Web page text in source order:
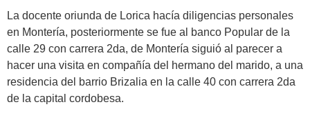
La docente oriunda de Lorica hacía diligencias personales
en Montería, posteriormente se fue al banco Popular de la
calle 29 con carrera 2da, de Montería siguió al parecer a
hacer una visita en compañía del hermano del marido, a una
residencia del barrio Brizalia en la calle 40 con carrera 2da
de la capital cordobesa.